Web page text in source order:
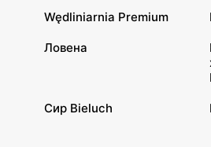
Wędliniarnia Premium
Ловена
Сир Bieluch